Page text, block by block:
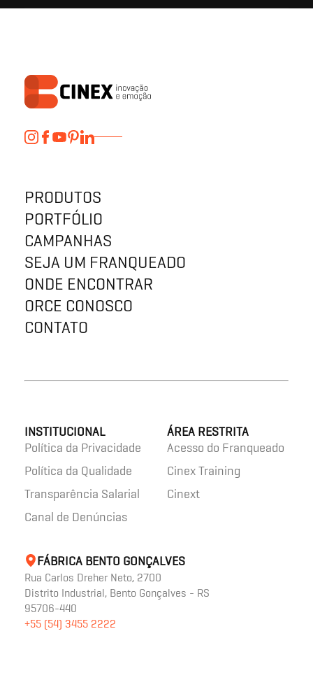
PRODUTOS
PORTFÓLIO
CAMPANHAS
SEJA UM FRANQUEADO
ONDE ENCONTRAR
ORCE CONOSCO
CONTATO
INSTITUCIONAL
Política da Privacidade
Política da Qualidade
Transparência Salarial
Canal de Denúncias
ÁREA RESTRITA
Acesso do Franqueado
Cinex Training
Cinext
FÁBRICA BENTO GONÇALVES
Rua Carlos Dreher Neto, 2700
Distrito Industrial, Bento Gonçalves - RS
95706-440
+55 (54) 3455 2222